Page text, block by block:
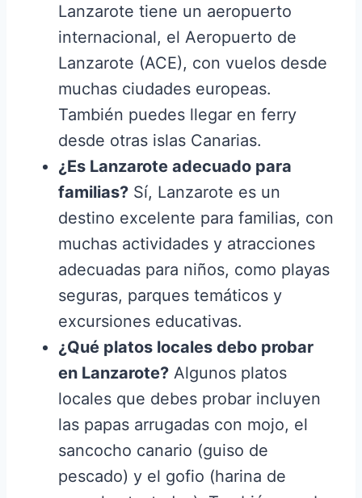
Lanzarote tiene un aeropuerto
internacional, el Aeropuerto de
Lanzarote (ACE), con vuelos desde
muchas ciudades europeas.
También puedes llegar en ferry
desde otras islas Canarias.
¿Es Lanzarote adecuado para
familias? Sí, Lanzarote es un
destino excelente para familias, con
muchas actividades y atracciones
adecuadas para niños, como playas
seguras, parques temáticos y
excursiones educativas.
¿Qué platos locales debo probar
en Lanzarote? Algunos platos
locales que debes probar incluyen
las papas arrugadas con mojo, el
sancocho canario (guiso de
pescado) y el gofio (harina de